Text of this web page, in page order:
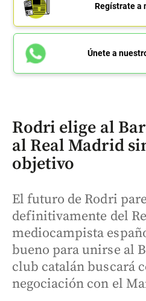
Regístrate a
Únete a
Rodri elige al
al Real Madrid
objetivo
El futuro de Rodri
definitivamente del
mediocampista
bueno para unirse al
club catalán buscará
negociación con el